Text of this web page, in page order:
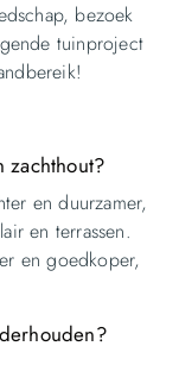
bezoek
tuinproject
zachthout?
en duurzamer,
en terrassen.
en goedkoper,